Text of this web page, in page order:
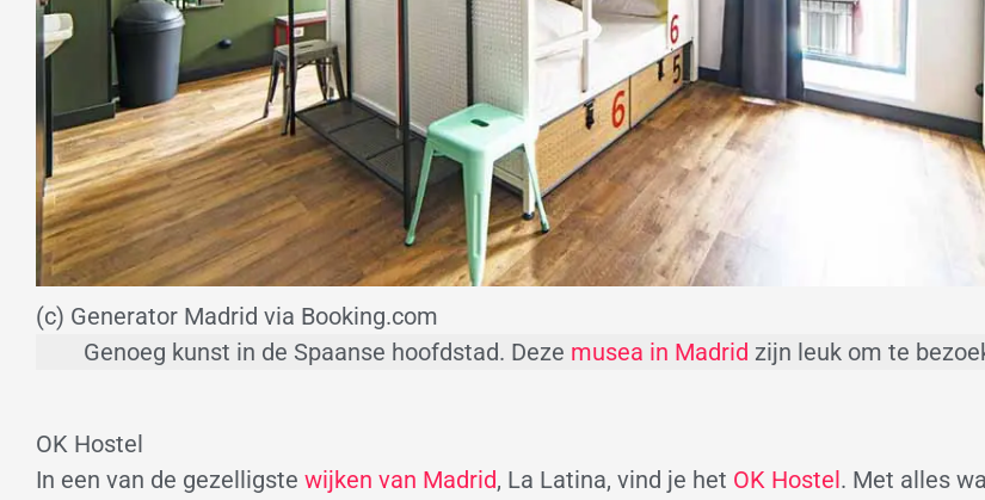
(c) Generator Madrid via Booking.com
Genoeg kunst in de Spaanse hoofdstad. Deze musea in Madrid zijn leuk om te
OK Hostel
In een van de gezelligste wijken van Madrid, La Latina, vind je het OK Hostel . Met alles